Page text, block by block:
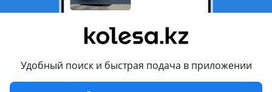
Удобный поиск и быстрая подача в приложении
Высота ССУ, мм: 1150